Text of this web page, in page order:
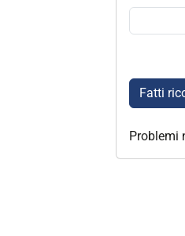
Fatti
Problemi